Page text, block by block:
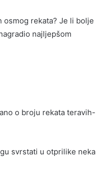
osmog rekata? Je li bolje
najljepšom
o broju rekata teravih-
svrstati u otprilike neka